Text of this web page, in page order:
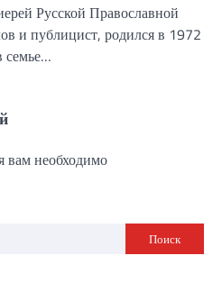
Русской Православной
и публицист, родился в 1972
семье…
вам необходимо
Поиск